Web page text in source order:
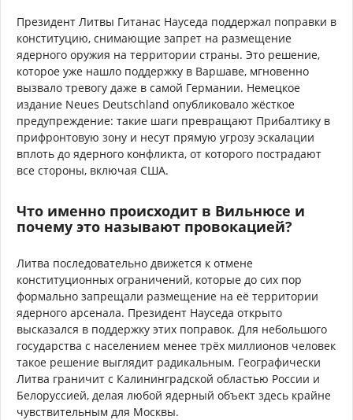
Президент Литвы Гитанас Науседа поддержал поправки в
конституцию, снимающие запрет на размещение
ядерного оружия на территории страны. Это решение,
которое уже нашло поддержку в Варшаве, мгновенно
вызвало тревогу даже в самой Германии. Немецкое
издание Neues Deutschland опубликовало жёсткое
предупреждение: такие шаги превращают Прибалтику в
прифронтовую зону и несут прямую угрозу эскалации
вплоть до ядерного конфликта, от которого пострадают
все стороны, включая США.
Что именно происходит в Вильнюсе и
почему это называют провокацией?
Литва последовательно движется к отмене
конституционных ограничений, которые до сих пор
формально запрещали размещение на её территории
ядерного арсенала. Президент Науседа открыто
высказался в поддержку этих поправок. Для небольшого
государства с населением менее трёх миллионов человек
такое решение выглядит радикальным. Географически
Литва граничит с Калининградской областью России и
Белоруссией, делая любой ядерный объект здесь крайне
чувствительным для Москвы.